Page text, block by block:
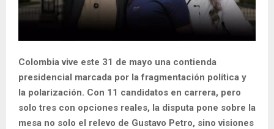
Colombia vive este 31 de mayo una contienda
presidencial marcada por la fragmentación política y
la polarización. Con 11 candidatos en carrera, pero
solo tres con opciones reales, la disputa pone sobre la
mesa no solo el relevo de Gustavo Petro, sino visiones